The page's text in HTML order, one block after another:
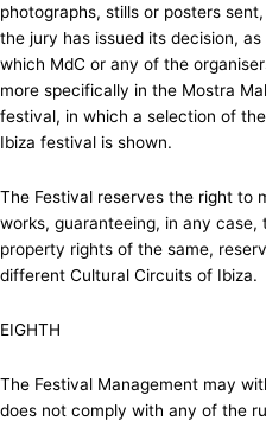
photographs, stills or posters
the jury has issued its decision,
which MdC or any of the
more specifically in the Mostra
festival, in which a selection of
Ibiza festival is shown.
The Festival reserves the right to
works, guaranteeing, in any
property rights of the same,
different Cultural Circuits of Ibiza.
EIGHTH
The Festival Management may
does not comply with any of the